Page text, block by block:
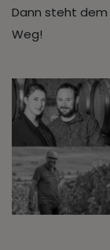
Dann steht
Weg!